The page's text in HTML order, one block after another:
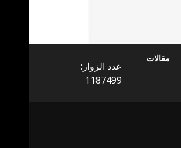
مقالات
عدد الزوار:
1187499